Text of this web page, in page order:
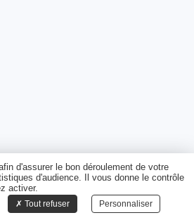
d'assurer le bon déroulement de votre
d'audience. Il vous donne le contrôle
activer.
Tout refuser Personnaliser